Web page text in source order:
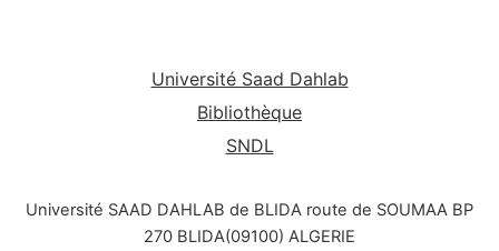
Université Saad Dahlab
Bibliothèque
SNDL
Université SAAD DAHLAB de BLIDA route de SOUMAA BP
270 BLIDA(09100) ALGERIE